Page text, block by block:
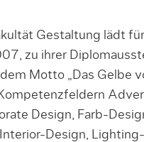
Gestaltung lädt
zu ihrer
Motto „Das Gelbe
Design, Farb-
Design,